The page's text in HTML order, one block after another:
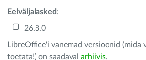
Eelväljalasked :
26.8.0
LibreOffice'i vanemad versioonid (mida
toetata!) on saadaval arhiivis.